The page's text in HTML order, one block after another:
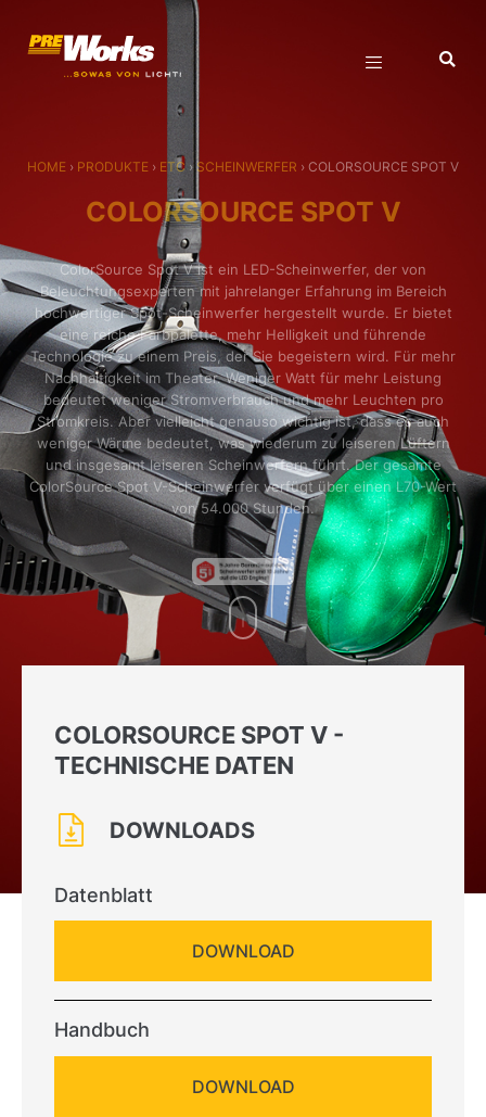
HOME › PRODUKTE › ETC › SCHEINWERFER › COLORSOURCE SPOT V
COLORSOURCE SPOT V
ColorSource Spot V ist ein LED-Scheinwerfer, der von
Beleuchtungsexperten mit jahrelanger Erfahrung im Bereich
hochwertiger Spot-Scheinwerfer hergestellt wurde. Er bietet
eine reiche Farbpalette, mehr Helligkeit und führende
Technologie zu einem Preis, der Sie begeistern wird. Für mehr
Nachhaltigkeit im Theater. Weniger Watt für mehr Leistung
bedeutet weniger Stromverbrauch und mehr Leuchten pro
Stromkreis. Aber vielleicht genauso wichtig ist, dass es auch
weniger Wärme bedeutet, was wiederum zu leiseren Lüftern
und insgesamt leiseren Scheinwerfern führt. Der gesamte
ColorSource Spot V-Scheinwerfer verfügt über einen L70-Wert
von 54.000 Stunden.
COLORSOURCE SPOT V -
TECHNISCHE DATEN
DOWNLOADS
Datenblatt
DOWNLOAD
Handbuch
DOWNLOAD